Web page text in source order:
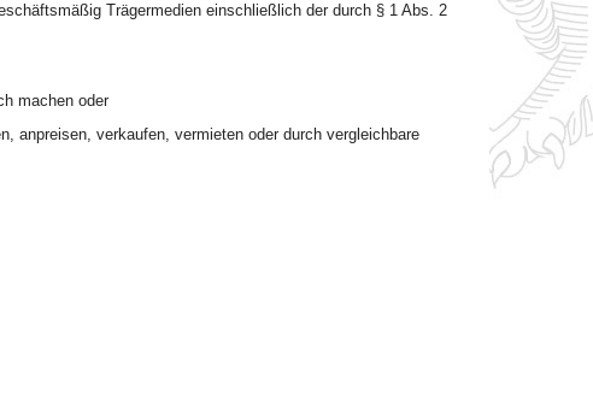
Trägermedien einschließlich der durch § 1 Abs. 2
machen oder
anpreisen, verkaufen, vermieten oder durch vergleichbare